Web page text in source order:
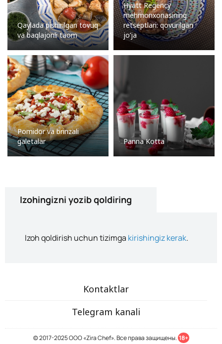
Qaylada pishirilgan tovuq
va baqlajonli taom
Hyatt Regency
mehmonxonasining
retseptlari: qovurilgan
jo’ja
Pomidor va brinzali
galetalar
Panna Kotta
Izohingizni yozib qoldiring
Izoh qoldirish uchun tizimga kirishingiz kerak.
Kontaktlar
Telegram kanali
© 2017-2025 ООО «Zira Chef». Все права защищены. 18+